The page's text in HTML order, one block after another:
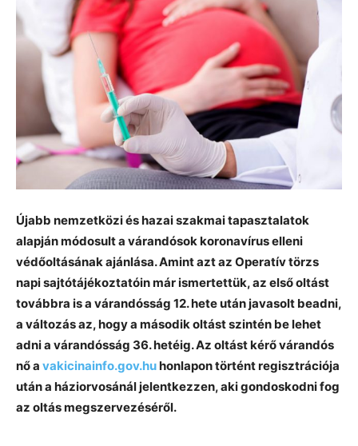
Újabb nemzetközi és hazai szakmai tapasztalatok
alapján módosult a várandósok koronavírus elleni
védőoltásának ajánlása. Amint azt az Operatív törzs
napi sajtótájékoztatóin már ismertettük, az első oltást
továbbra is a várandósság 12. hete után javasolt beadni,
a változás az, hogy a második oltást szintén be lehet
adni a várandósság 36. hetéig. Az oltást kérő várandós
nő a vakicinainfo.gov.huhonlapon történt regisztrációja
után a háziorvosánál jelentkezzen, aki gondoskodni fog
az oltás megszervezéséről.